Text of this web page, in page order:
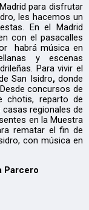
para disfrutar
les hacemos un
En el Madrid
con el pasacalles
habrá música en
y escenas
Para vivir el
San Isidro, donde
concursos de
chotis, reparto de
casas regionales de
en la Muestra
rematar el fin de
con música en
Parcero